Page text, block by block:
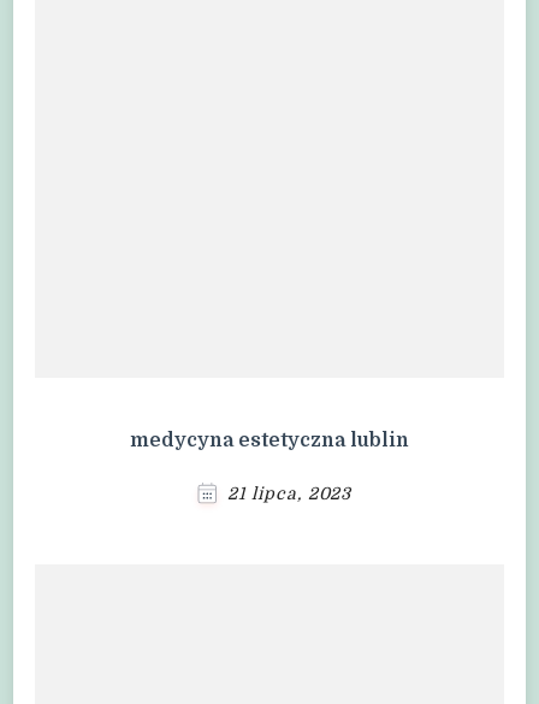
medycyna estetyczna lublin
21 lipca, 2023